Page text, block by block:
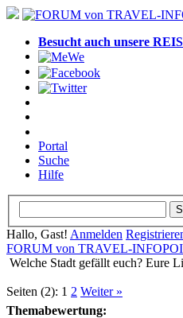
Besucht auch unsere
Portal
Suche
Hilfe
Hallo, Gast! Anmelden
FORUM von TRAVEL-
Welche Stadt gefällt euch? Eure
Seiten (2): 1 2 Weiter »
Themabewertung: